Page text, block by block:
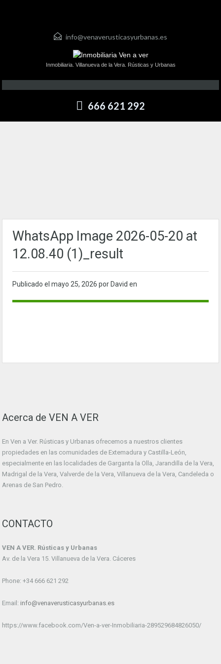
info@venaverusticasyurbanas.es
Inmobiliaria. Villanueva de la Vera. Rústicas y Urbanas
666 621 292
WhatsApp Image 2026-05-20 at
12.08.40 (1)_result
Publicado el mayo 25, 2026 por David en
Acerca de VEN A VER
En Ven a Ver. Rústicas y Urbanas ofrecemos a nuestros clientes
propiedades en las comunidades de Extemadura y Castilla-León,
especialmente en las localidades de Garganta la Olla, Jarandilla de la Vera,
Madrigal de la Vera, Valverde de la Vera, Villanueva de la Vera, Candeleda o
Arenas de San Pedro.
CONTACTO
VEN A VER. Rústicas y Urbanas
Av. de la Vera 15. Villanueva de la Vera. Cáceres
Phone: +34 666 621 292
Email: info@venaverusticasyurbanas.es
https://www.facebook.com/Ven-a-ver-Inmobiliaria-289529684826050/